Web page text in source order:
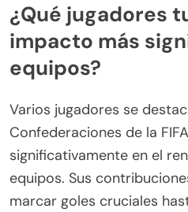
¿Qué jugadores
impacto más
equipos?
Varios jugadores se
Confederaciones de la
significativamente en el
equipos. Sus
marcar goles cruciales